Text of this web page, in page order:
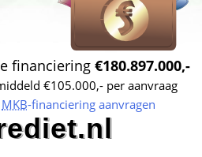
financiering €180.897.000,-
€105.000,- per aanvraag
MKB-financiering aanvragen